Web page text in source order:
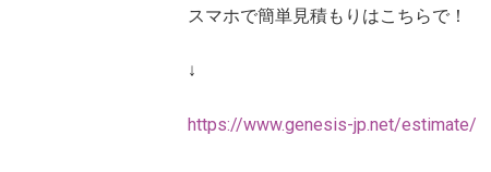
スマホで簡単見積もりはこちらで！
↓
https://www.genesis-jp.net/estimate/